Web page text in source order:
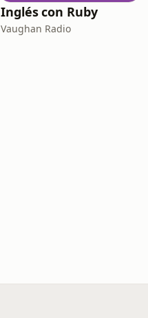
Inglés con Ruby
Vaughan Radio